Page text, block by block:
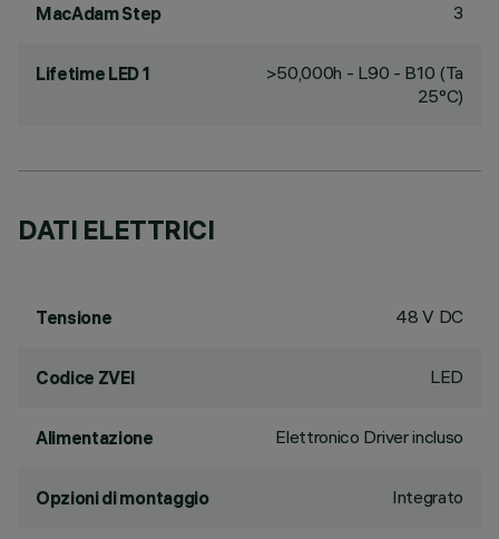
MacAdam Step 3
Lifetime LED 1
>50,000h - L90 - B10 (Ta
25°C)
DATI ELETTRICI
Tensione 48 V DC
Codice ZVEI LED
Alimentazione Elettronico Driver incluso
Opzioni di montaggio Integrato